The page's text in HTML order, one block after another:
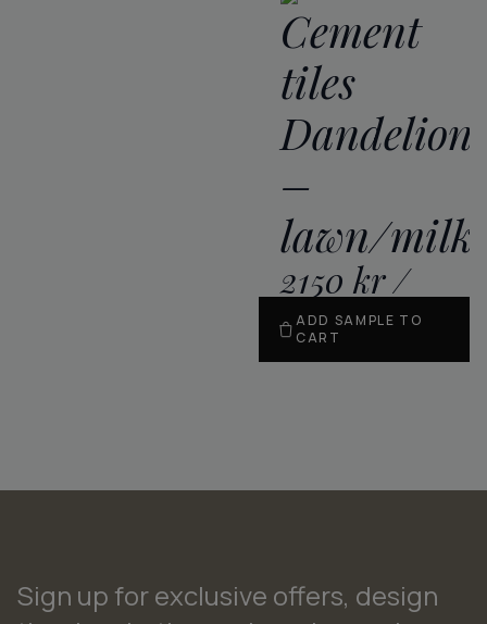
Cement
tiles
Dandelion
–
lawn/milk
2150 kr/
m2
ADD SAMPLE TO
CART
Sign up for exclusive offers, design